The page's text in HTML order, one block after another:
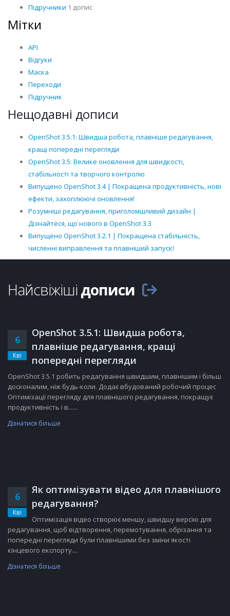
Підручники 1 допис
Мітки
API
Відгуки
Маска
Переходи
Підручник
Нещодавні дописи
OpenShot 3.5.1: Швидша робота, плавніше редагування,
кращі попередні перегляди
OpenShot 3.5: Велике оновлення для швидкості,
стабільності та творчого контролю
Випущено OpenShot 3.4 | Покращена продуктивність, нові
ефекти, захоплюючі оновлення!
Розумніші редагування, приголомшливий дизайн |
Дізнайтеся, що нового в OpenShot 3.3
Випущено OpenShot 3.2.1 | Покращена стабільність,
численні виправлення та плавніший запуск!
Найсвіжішідописи
6
Кві
OpenShot 3.5.1: Швидша робота,
плавніше редагування, кращі
попередні перегляди
OpenShot 3.5.1 робить редагування швидшим, плавнішим і більш
досконалим, ніж будь-коли. Додає вбудований робочий процес
Оптимізації перегляду для плавнішого редагування, покращує
продуктивність і в......
Дізнатися більше
6
Кві
Як оптимізувати відео для плавнішого
редагування?
Оптимізація відео створює меншу, швидшу версію для
редагування, щоб відтворення, перемотування, обрізання та
попередні перегляди були плавнішими без зміни якості
кінцевого експорту....
Дізнатися більше